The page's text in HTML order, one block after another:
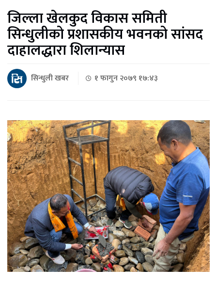
जिल्ला खेलकुद विकास समिती
सिन्धुलीको प्रशासकीय भवनको सांसद
दाहालद्धारा शिलान्यास
सिन्धुली खबर १ फागुन २०७९ १७:४३